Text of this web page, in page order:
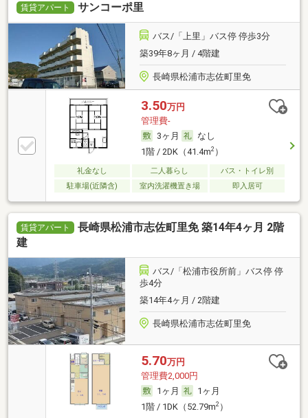
賃貸アパート サンコーポ里
バス/「上里」バス停 停歩3分
築39年8ヶ月 / 4階建
長崎県松浦市志佐町里免
3.50万円
管理費-
3ヶ月
なし
1階 / 2DK（41.4m2）
礼金なし 二人暮らし
バス・トイレ別
駐車場(近隣含)
室内洗濯機置き場 即入居可
賃貸アパート
長崎県松浦市志佐町里免 築14年4ヶ月 2階
建
バス/「松浦市役所前」バス停 停
歩4分
築14年4ヶ月 / 2階建
長崎県松浦市志佐町里免
5.70万円
管理費2,000円
1ヶ月
1ヶ月
1階 / 1DK（52.79m2）